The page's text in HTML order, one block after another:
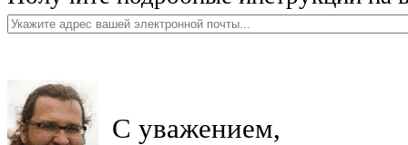
С уважением,